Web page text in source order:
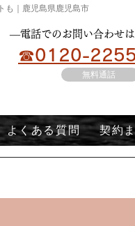
も｜鹿児島県鹿児島市
​―電話でのお問い合わせ
☎0120-
無料通話
よくある質問 契約